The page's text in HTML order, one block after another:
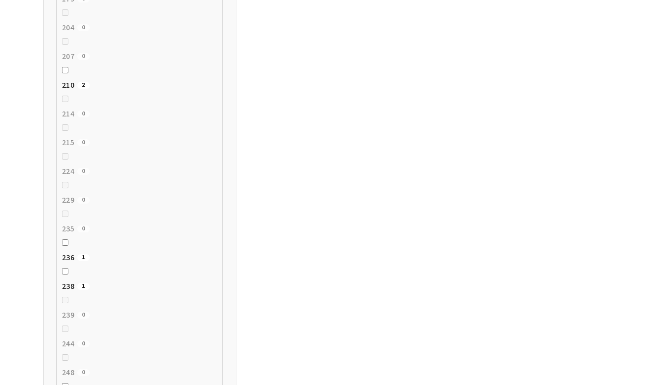
204 0
207 0
210 2
214 0
215 0
224 0
229 0
235 0
236 1
238 1
239 0
244 0
248 0